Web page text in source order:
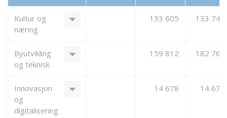
Kultur og
næring
arrow_drop_down 133 605 133 747
Byutvikling
og teknisk
arrow_drop_down 159 812 182 760
Innovasjon
og
digitalisering
arrow_drop_down 14 678 14 678